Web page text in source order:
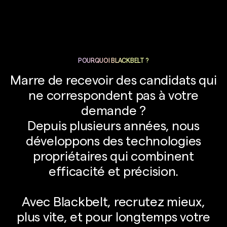
POURQUOI BLACKBELT ?
Marre de recevoir des candidats qui
ne correspondent pas à votre
demande ?
Depuis plusieurs années, nous
développons des technologies
propriétaires qui combinent
efficacité et précision.
Avec Blackbelt, recrutez mieux,
plus vite, et pour longtemps votre
commercial
directeur financier
responsable service
client
customer Care
responsable Supply